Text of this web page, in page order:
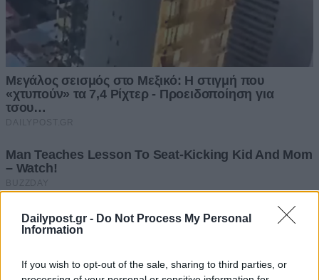
Dailypost.gr - Do Not Process My Personal
Information
If you wish to opt-out of the sale, sharing to third parties, or